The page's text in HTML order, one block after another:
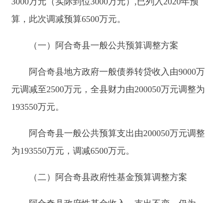
调整后2020年财政总收入206780万元，总支出
四、 加强地方政府债券的监督和管理
为确保地方政府债券资金运行规范、使用有
效，我们将严格按照本次会议的决定和《中华人民
共和国预算法》有关地方政府债务管理的规定，进
考评和监督等制度，提高债券资金使用效益。加强
地方政府债务的风险监控，防范、控制、化解政府